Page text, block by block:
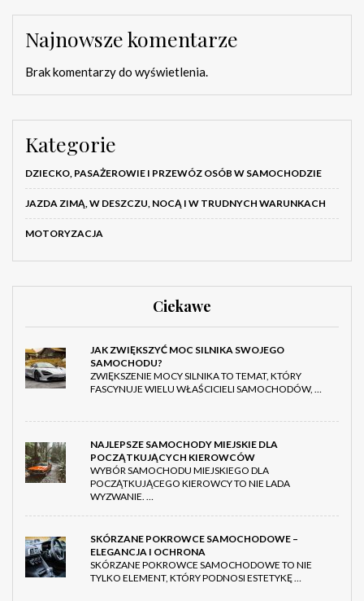
Najnowsze komentarze
Brak komentarzy do wyświetlenia.
Kategorie
DZIECKO, PASAŻEROWIE I PRZEWÓZ OSÓB W SAMOCHODZIE
JAZDA ZIMĄ, W DESZCZU, NOCĄ I W TRUDNYCH WARUNKACH
MOTORYZACJA
Ciekawe
JAK ZWIĘKSZYĆ MOC SILNIKA SWOJEGO
SAMOCHODU?
ZWIĘKSZENIE MOCY SILNIKA TO TEMAT, KTÓRY
FASCYNUJE WIELU WŁAŚCICIELI SAMOCHODÓW, …
NAJLEPSZE SAMOCHODY MIEJSKIE DLA
POCZĄTKUJĄCYCH KIEROWCÓW
WYBÓR SAMOCHODU MIEJSKIEGO DLA
POCZĄTKUJĄCEGO KIEROWCY TO NIE LADA
WYZWANIE. …
SKÓRZANE POKROWCE SAMOCHODOWE –
ELEGANCJA I OCHRONA
SKÓRZANE POKROWCE SAMOCHODOWE TO NIE
TYLKO ELEMENT, KTÓRY PODNOSI ESTETYKĘ …